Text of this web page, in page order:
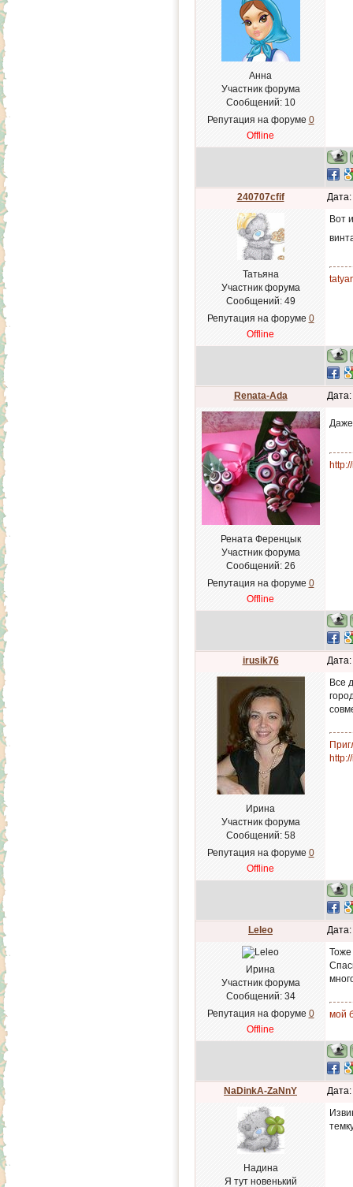
Анна
Участник форума
Сообщений: 10
Репутация на форуме 0
Offline
240707cfif
Татьяна
Участник форума
Сообщений: 49
Репутация на форуме 0
Offline
Вот
Renata-Ada
Рената Ференцык
Участник форума
Сообщений: 26
Репутация на форуме 0
Offline
irusik76
Ирина
Участник форума
Сообщений: 58
Репутация на форуме 0
Offline
Все
Leleo
Ирина
Участник форума
Сообщений: 34
Репутация на форуме 0
Offline
Тоже
мой
NaDinkA-ZaNnY
Надина
Я тут новенький